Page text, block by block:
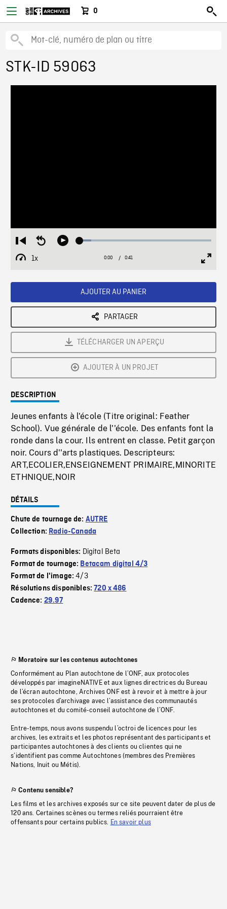
0
STK-ID 59063
Restart
from
beginning
Seek
Play Loaded:
1x
Playback
Current
0:00 / Duration
0:41
AJOUTER AU PANIER
PARTAGER
TÉLÉCHARGER UN APERÇU
AJOUTER À UN PROJET
DESCRIPTION
Jeunes enfants à l'école (Titre original: Feather
School). Vue générale de l''école. Des enfants font la
ronde dans la cour. Ils entrent en classe. Petit garçon
noir. Cours d''arts plastiques. Descripteurs:
ART,ECOLIER,ENSEIGNEMENT PRIMAIRE,MINORITE
ETHNIQUE,NOIR
DÉTAILS
Chute de tournage de: AUTRE
Collection: Radio-Canada
Formats disponibles: Digital Beta
Format de tournage: Betacam digital 4/3
Format de l'image:4/3
Résolutions disponibles:720 x 486
Cadence: 29.97
Moratoire sur les contenus autochtones
Conformément au Plan autochtone de l’ONF, aux protocoles
développés par imagineNATIVE et aux lignes directrices du Bureau
de l’écran autochtone, Archives ONF est à revoir et à mettre à jour
ses protocoles d’archivage avec l’assistance des communautés
autochtones et du comité-conseil autochtone de l’ONF.
Entre-temps, nous avons suspendu l’octroi de licences pour les
archives, les extraits et les photos représentant des participants et
participantes autochtones à des clients ou clientes qui ne
s’identifient pas comme Autochtones (membres des Premières
Nations, Inuit ou Métis).
Contenu sensible?
Les films et les archives exposés sur ce site peuvent dater de plus de
120 ans. Certaines scènes ou termes reliés pourraient être
offensants pour certains publics. En savoir plus